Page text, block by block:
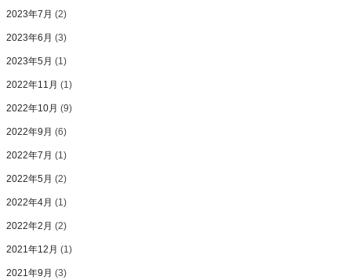
2023年7月 (2)
2023年6月 (3)
2023年5月 (1)
2022年11月 (1)
2022年10月 (9)
2022年9月 (6)
2022年7月 (1)
2022年5月 (2)
2022年4月 (1)
2022年2月 (2)
2021年12月 (1)
2021年9月 (3)